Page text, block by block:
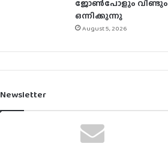
ജോൺപോളും വീണ്ടും
ഒന്നിക്കുന്നു
August 5, 2026
Newsletter